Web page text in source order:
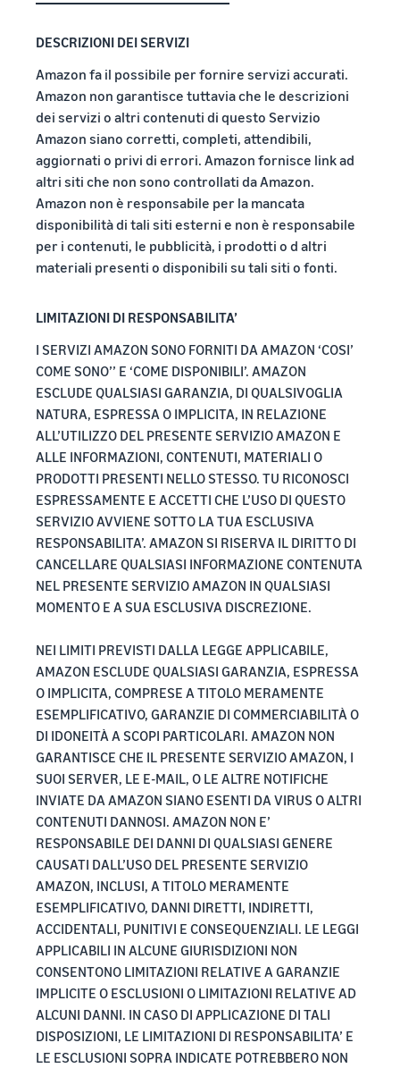
DESCRIZIONI DEI SERVIZI
Amazon fa il possibile per fornire servizi accurati.
Amazon non garantisce tuttavia che le descrizioni
dei servizi o altri contenuti di questo Servizio
Amazon siano corretti, completi, attendibili,
aggiornati o privi di errori. Amazon fornisce link ad
altri siti che non sono controllati da Amazon.
Amazon non è responsabile per la mancata
disponibilità di tali siti esterni e non è responsabile
per i contenuti, le pubblicità, i prodotti o d altri
materiali presenti o disponibili su tali siti o fonti.
LIMITAZIONI DI RESPONSABILITA’
I SERVIZI AMAZON SONO FORNITI DA AMAZON ‘COSI’
COME SONO’’ E ‘COME DISPONIBILI’. AMAZON
ESCLUDE QUALSIASI GARANZIA, DI QUALSIVOGLIA
NATURA, ESPRESSA O IMPLICITA, IN RELAZIONE
ALL’UTILIZZO DEL PRESENTE SERVIZIO AMAZON E
ALLE INFORMAZIONI, CONTENUTI, MATERIALI O
PRODOTTI PRESENTI NELLO STESSO. TU RICONOSCI
ESPRESSAMENTE E ACCETTI CHE L’USO DI QUESTO
SERVIZIO AVVIENE SOTTO LA TUA ESCLUSIVA
RESPONSABILITA’. AMAZON SI RISERVA IL DIRITTO DI
CANCELLARE QUALSIASI INFORMAZIONE CONTENUTA
NEL PRESENTE SERVIZIO AMAZON IN QUALSIASI
MOMENTO E A SUA ESCLUSIVA DISCREZIONE.
NEI LIMITI PREVISTI DALLA LEGGE APPLICABILE,
AMAZON ESCLUDE QUALSIASI GARANZIA, ESPRESSA
O IMPLICITA, COMPRESE A TITOLO MERAMENTE
ESEMPLIFICATIVO, GARANZIE DI COMMERCIABILITÀ O
DI IDONEITÀ A SCOPI PARTICOLARI. AMAZON NON
GARANTISCE CHE IL PRESENTE SERVIZIO AMAZON, I
SUOI SERVER, LE E-MAIL, O LE ALTRE NOTIFICHE
INVIATE DA AMAZON SIANO ESENTI DA VIRUS O ALTRI
CONTENUTI DANNOSI. AMAZON NON E’
RESPONSABILE DEI DANNI DI QUALSIASI GENERE
CAUSATI DALL’USO DEL PRESENTE SERVIZIO
AMAZON, INCLUSI, A TITOLO MERAMENTE
ESEMPLIFICATIVO, DANNI DIRETTI, INDIRETTI,
ACCIDENTALI, PUNITIVI E CONSEQUENZIALI. LE LEGGI
APPLICABILI IN ALCUNE GIURISDIZIONI NON
CONSENTONO LIMITAZIONI RELATIVE A GARANZIE
IMPLICITE O ESCLUSIONI O LIMITAZIONI RELATIVE AD
ALCUNI DANNI. IN CASO DI APPLICAZIONE DI TALI
DISPOSIZIONI, LE LIMITAZIONI DI RESPONSABILITA’ E
LE ESCLUSIONI SOPRA INDICATE POTREBBERO NON